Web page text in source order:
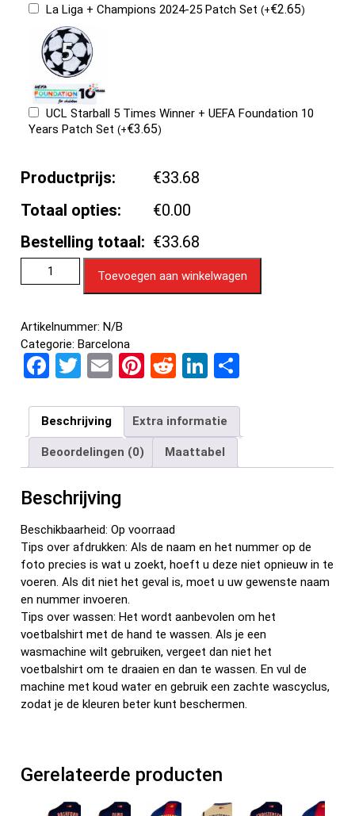
La Liga + Champions 2024-25 Patch Set(+€2.65)
UCL Starball 5 Times Winner + UEFA Foundation 10
Years Patch Set(+€3.65)
Productprijs:
€33.68
Totaal opties:
€0.00
Bestelling totaal: €33.68
Toevoegen aan winkelwagen
Artikelnummer:N/B
Categorie:Barcelona
F
ce
b
o
o
k
T
tt
er
E
ail
Pi
er
es
t
R
d
di
t
Li
ke
dI
n
e
n
Beschrijving Extra informatie
Beoordelingen (0) Maattabel
Beschrijving
Beschikbaarheid: Op voorraad
Tips over afdrukken: Als de naam en het nummer op de
foto precies is wat u zoekt, hoeft u deze niet opnieuw in te
voeren. Als dit niet het geval is, moet u uw gewenste naam
en nummer invoeren.
Tips over wassen: Het wordt aanbevolen om het
voetbalshirt met de hand te wassen. Als je een
wasmachine wilt gebruiken, vergeet dan niet het
voetbalshirt om te draaien en dan te wassen. En vul de
machine met koud water en gebruik een zachte wascyclus,
zodat je de kleuren beter kunt beschermen.
Gerelateerde producten